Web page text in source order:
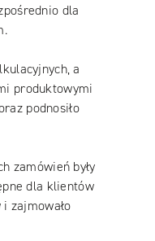
dla
a
produktowymi
podnosiło
zamówień były
dla klientów
zajmowało